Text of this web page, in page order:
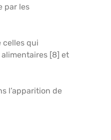
par les
celles qui
[8] et
l’apparition de